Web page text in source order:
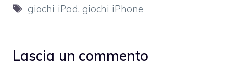
Tag
giochi iPad, giochi iPhone
Lascia un commento